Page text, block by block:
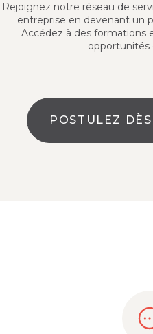
Rejoignez notre réseau de
entreprise en devenant un
Accédez à des formations
opportunités
POSTULEZ